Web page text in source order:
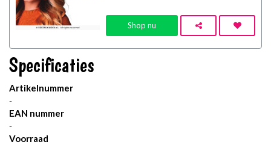
Shop nu
Specificaties
Artikelnummer
-
EAN nummer
-
Voorraad